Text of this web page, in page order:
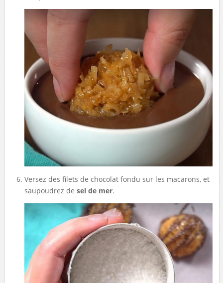
Versez des filets de chocolat fondu sur les macarons, et
saupoudrez desel de mer.